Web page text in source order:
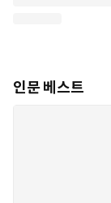
인문 베스트